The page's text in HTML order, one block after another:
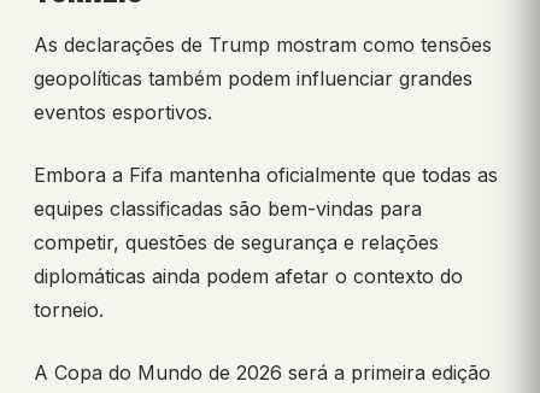
As declarações de Trump mostram como tensões
geopolíticas também podem influenciar grandes
eventos esportivos.
Embora a Fifa mantenha oficialmente que todas as
equipes classificadas são bem-vindas para
competir, questões de segurança e relações
diplomáticas ainda podem afetar o contexto do
torneio.
A Copa do Mundo de 2026 será a primeira edição